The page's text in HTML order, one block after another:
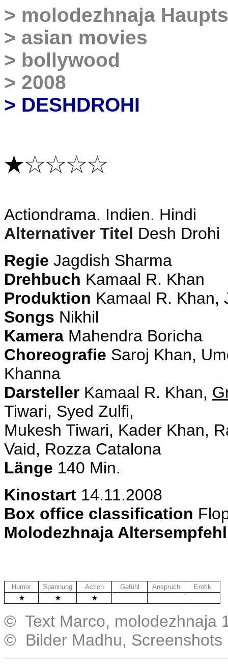
> molodezhnaja
> asian movies
> bollywood
> 2008
> DESHDROHI
Actiondrama. Indien. Hindi
Alternativer Titel Desh Drohi
Regie Jagdish Sharma
Drehbuch Kamaal R. Khan
Produktion Kamaal R. Khan,
Songs Nikhil
Kamera Mahendra Boricha
Choreografie Saroj Khan,
Khanna
Darsteller Kamaal R. Khan,
Tiwari, Syed Zulfi,
Mukesh Tiwari, Kader Khan,
Vaid, Rozza Catalona
Länge 140 Min.
Kinostart 14.11.2008
Box office classification
Molodezhnaja
Humor Spannung Action Gefühl Anspruch
Erotik
© Text Marco, molodezhnaja
© Bilder Madhu, Screenshots